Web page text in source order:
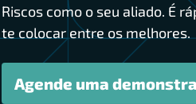
Riscos como o seu aliado. É
te colocar entre os melhores.
Agende uma